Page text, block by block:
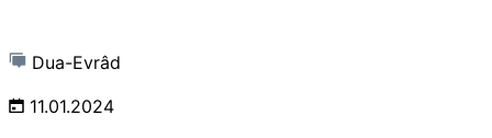
Dua-Evrâd
11.01.2024